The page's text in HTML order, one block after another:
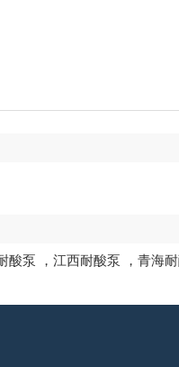
酸泵 ， 江西耐酸泵 ， 青海